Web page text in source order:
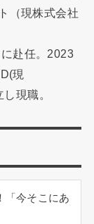
（現株式会社
赴任。2023
現
現職。
「今そこにあ